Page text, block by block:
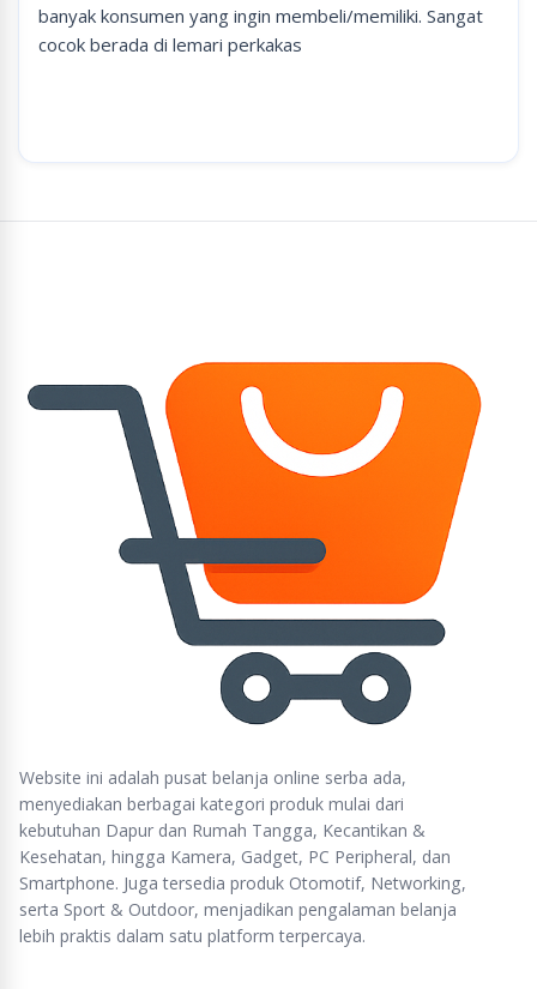
banyak konsumen yang ingin membeli/memiliki. Sangat
cocok berada di lemari perkakas
Website ini adalah pusat belanja online serba ada,
menyediakan berbagai kategori produk mulai dari
kebutuhan Dapur dan Rumah Tangga, Kecantikan &
Kesehatan, hingga Kamera, Gadget, PC Peripheral, dan
Smartphone. Juga tersedia produk Otomotif, Networking,
serta Sport & Outdoor, menjadikan pengalaman belanja
lebih praktis dalam satu platform terpercaya.